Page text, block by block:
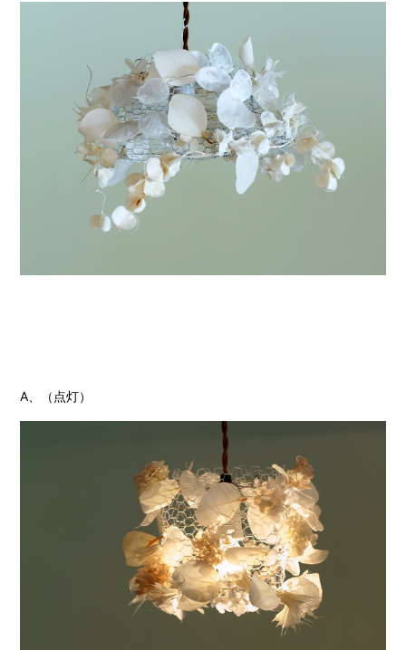
A、（点灯）